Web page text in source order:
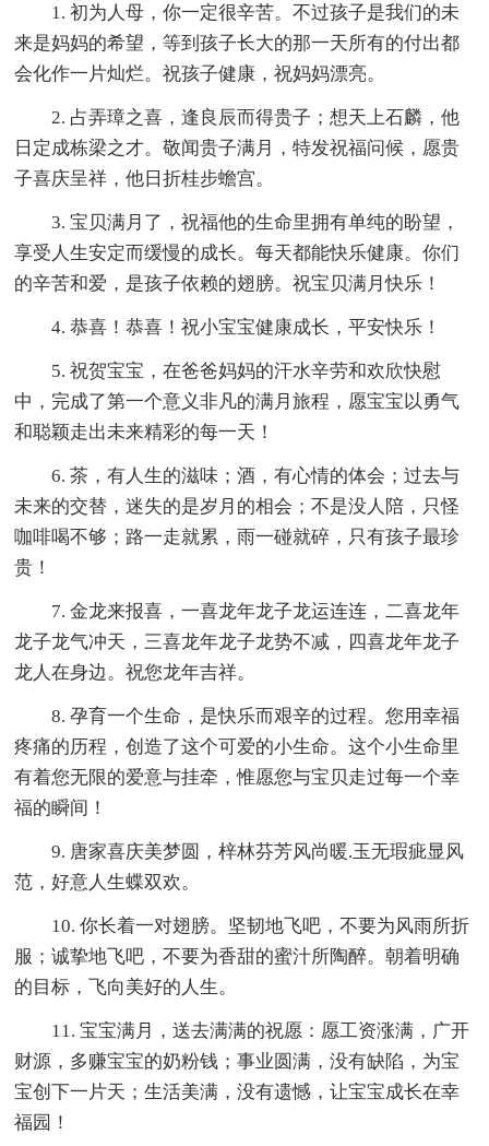
1. 初为人母，你一定很辛苦。不过孩子是我们的未
来是妈妈的希望，等到孩子长大的那一天所有的付出都
会化作一片灿烂。祝孩子健康，祝妈妈漂亮。
2. 占弄璋之喜，逢良辰而得贵子；想天上石麟，他
日定成栋梁之才。敬闻贵子满月，特发祝福问候，愿贵
子喜庆呈祥，他日折桂步蟾宫。
3. 宝贝满月了，祝福他的生命里拥有单纯的盼望，
享受人生安定而缓慢的成长。每天都能快乐健康。你们
的辛苦和爱，是孩子依赖的翅膀。祝宝贝满月快乐！
4. 恭喜！恭喜！祝小宝宝健康成长，平安快乐！
5. 祝贺宝宝，在爸爸妈妈的汗水辛劳和欢欣快慰
中，完成了第一个意义非凡的满月旅程，愿宝宝以勇气
和聪颖走出未来精彩的每一天！
6. 茶，有人生的滋味；酒，有心情的体会；过去与
未来的交替，迷失的是岁月的相会；不是没人陪，只怪
咖啡喝不够；路一走就累，雨一碰就碎，只有孩子最珍
贵！
7. 金龙来报喜，一喜龙年龙子龙运连连，二喜龙年
龙子龙气冲天，三喜龙年龙子龙势不减，四喜龙年龙子
龙人在身边。祝您龙年吉祥。
8. 孕育一个生命，是快乐而艰辛的过程。您用幸福
疼痛的历程，创造了这个可爱的小生命。这个小生命里
有着您无限的爱意与挂牵，惟愿您与宝贝走过每一个幸
福的瞬间！
9. 唐家喜庆美梦圆，梓林芬芳风尚暖.玉无瑕疵显风
范，好意人生蝶双欢。
10. 你长着一对翅膀。坚韧地飞吧，不要为风雨所折
服；诚挚地飞吧，不要为香甜的蜜汁所陶醉。朝着明确
的目标，飞向美好的人生。
11. 宝宝满月，送去满满的祝愿：愿工资涨满，广开
财源，多赚宝宝的奶粉钱；事业圆满，没有缺陷，为宝
宝创下一片天；生活美满，没有遗憾，让宝宝成长在幸
福园！